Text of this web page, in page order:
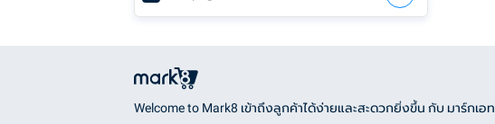
Welcome to Mark8 เข้าถึงลูกค้าได้ง่ายและสะดวกยิ่งขึ้น กับ มาร์กเอท